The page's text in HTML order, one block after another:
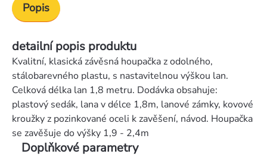
Popis
detailní popis produktu
Kvalitní, klasická závěsná houpačka z odolného,
stálobarevného plastu, s nastavitelnou výškou lan.
Celková délka lan 1,8 metru. Dodávka obsahuje:
plastový sedák, lana v délce 1,8m, lanové zámky, kovové
kroužky z pozinkované oceli k zavěšení, návod. Houpačka
se zavěšuje do výšky 1,9 - 2,4m
Doplňkové parametry